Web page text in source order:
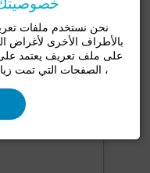
نحن نستخدم ملفات
بالأطراف الأخرى لأغراض
على ملف تعريف يعتمد
، الصفحات التي تمت